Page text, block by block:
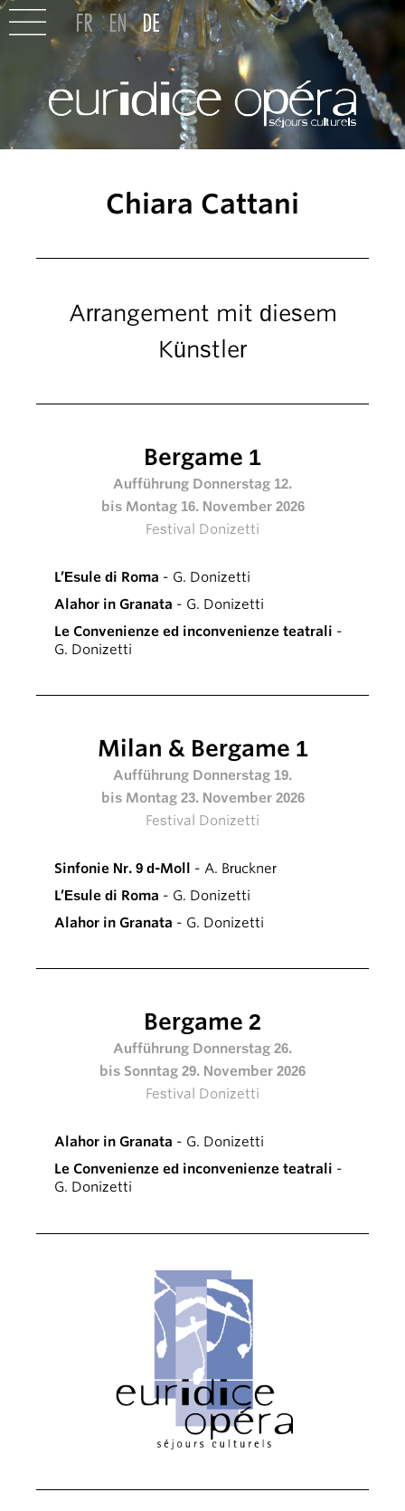
Chiara Cattani
Arrangement mit diesem
Künstler
Bergame 1
Aufführung Donnerstag 12.
bis Montag 16. November 2026
Festival Donizetti
L’Esule di Roma - G. Donizetti
Alahor in Granata - G. Donizetti
Le Convenienze ed inconvenienze teatrali -
G. Donizetti
Milan & Bergame 1
Aufführung Donnerstag 19.
bis Montag 23. November 2026
Festival Donizetti
Sinfonie Nr. 9 d-Moll - A. Bruckner
L’Esule di Roma - G. Donizetti
Alahor in Granata - G. Donizetti
Bergame 2
Aufführung Donnerstag 26.
bis Sonntag 29. November 2026
Festival Donizetti
Alahor in Granata - G. Donizetti
Le Convenienze ed inconvenienze teatrali -
G. Donizetti